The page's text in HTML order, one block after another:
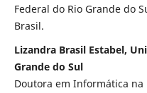
Federal do Rio Grande do
Brasil.
Lizandra Brasil Estabel,
Grande do Sul
Doutora em Informática na